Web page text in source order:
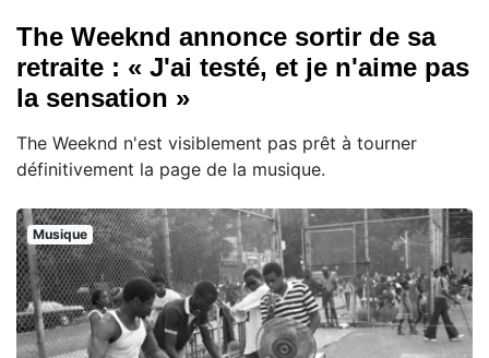
The Weeknd annonce sortir de sa
retraite : « J'ai testé, et je n'aime pas
la sensation »
The Weeknd n'est visiblement pas prêt à tourner
définitivement la page de la musique.
Musique